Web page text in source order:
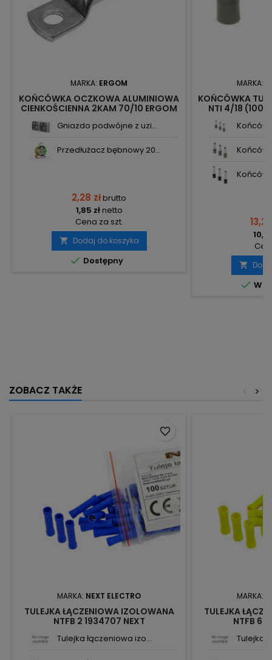
MARKA: ERGOM
KOŃCÓWKA OCZKOWA ALUMINIOWA
CIENKOŚCIENNA 2KAM 70/10 ERGOM
Gniazdo podwójne z uzi...
Przedłużacz bębnowy 20...
2,28 złbrutto
1,85 złnetto
Cena za szt.
 Dodaj do koszyka
 Dostępny
MARKA:
KOŃCÓWKA
NTI 4/18 (100

 W
ZOBACZ TAKŻE >
<
MARKA: NEXT ELECTRO
TULEJKA ŁĄCZENIOWA IZOLOWANA
NTFB 2 1934707 NEXT
Tulejka łączeniowa izo...
favorite_border
MARKA:
TULEJKA
NTFB 6
Tulejka